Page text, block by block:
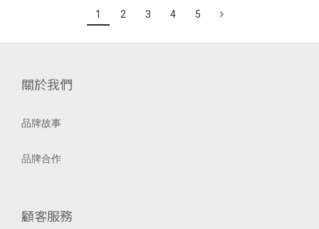
1 2 3 4 5
關於我們
品牌故事
品牌合作
顧客服務